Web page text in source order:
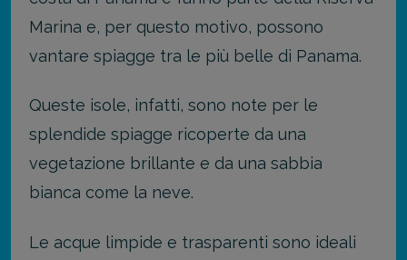
Marina e, per questo motivo, possono
vantare spiagge tra le più belle di Panama.
Queste isole, infatti, sono note per le
splendide spiagge ricoperte da una
vegetazione brillante e da una sabbia
bianca come la neve.
Le acque limpide e trasparenti sono ideali